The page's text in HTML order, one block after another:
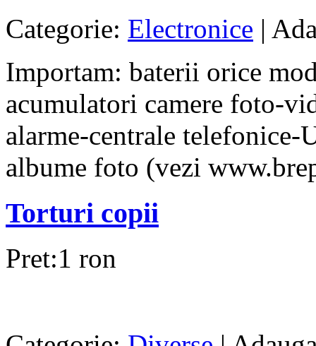
Categorie: Electronice |
Importam: baterii orice
acumulatori camere foto-
alarme-centrale telefonice-
albume foto (vezi
Torturi copii
Pret:1 ron